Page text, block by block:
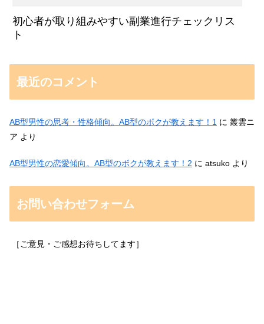
初心者が取り組みやすい副業進行チェックリス
ト
最近のコメント
AB型男性の思考・性格傾向。AB型のボクが教えます！1 に 叢雲ニ
ア より
AB型男性の恋愛傾向。AB型のボクが教えます！2 に atsuko より
お問い合わせフォーム
［ご意見・ご感想お待ちしてます］